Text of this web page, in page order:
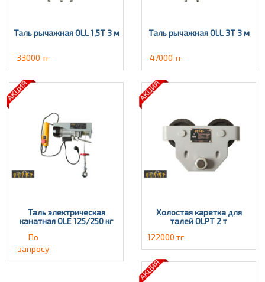
Таль рычажная OLL 1,5Т 3 м
33000 тг
Таль рычажная OLL 3T 3 м
47000 тг
Таль электрическая
канатная OLE 125/250 кг
По
запросу
Холостая каретка для
талей OLPT 2 т
122000 тг